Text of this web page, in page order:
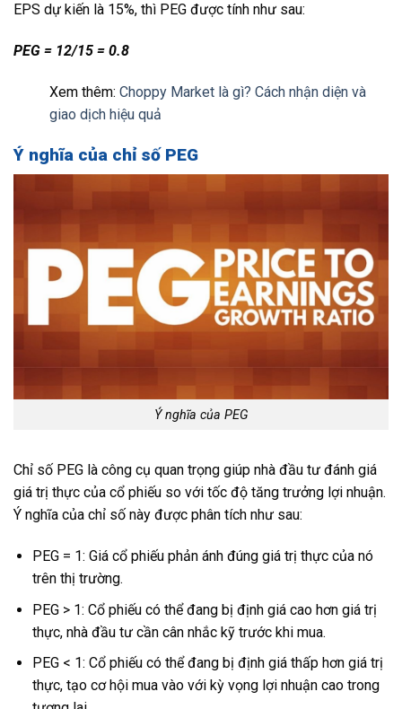
EPS dự kiến là 15%, thì PEG được tính như sau:
PEG = 12/15 = 0.8
Xem thêm: Choppy Market là gì? Cách nhận diện và
giao dịch hiệu quả
Ý nghĩa của chỉ số PEG
Ý nghĩa của PEG
Chỉ số PEG là công cụ quan trọng giúp nhà đầu tư đánh giá
giá trị thực của cổ phiếu so với tốc độ tăng trưởng lợi nhuận.
Ý nghĩa của chỉ số này được phân tích như sau:
PEG = 1: Giá cổ phiếu phản ánh đúng giá trị thực của nó
trên thị trường.
PEG > 1: Cổ phiếu có thể đang bị định giá cao hơn giá trị
thực, nhà đầu tư cần cân nhắc kỹ trước khi mua.
PEG < 1: Cổ phiếu có thể đang bị định giá thấp hơn giá trị
thực, tạo cơ hội mua vào với kỳ vọng lợi nhuận cao trong